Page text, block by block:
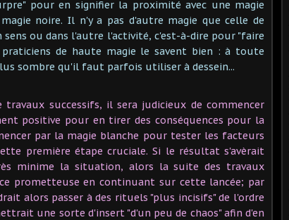
pour en signifier la proximité avec une magie
noire. Il n'y a pas d'autre magie que celle de
ou dans l'autre l'activité, c'est-à-dire pour "faire
de haute magie le savent bien : à toute
sombre qu'il faut parfois utiliser à dessein...
travaux successifs, il sera judicieux de commencer
positive pour en tirer des conséquences pour la
par la magie blanche pour tester les facteurs
première étape cruciale. Si le résultat s'avèrait
minime la situation, alors la suite des travaux
prometteuse en continuant sur cette lancée; par
alors passer à des rituels "plus incisifs" de l'ordre
une sorte d'insert "d'un peu de chaos" afin d'en